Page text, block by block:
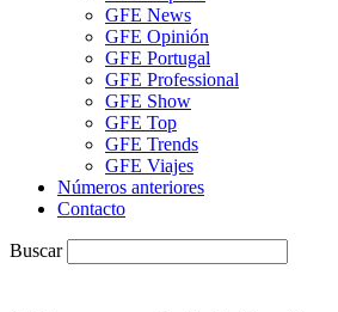
GFE News
GFE Opinión
GFE Portugal
GFE Professional
GFE Show
GFE Top
GFE Trends
GFE Viajes
Números anteriores
Contacto
Buscar